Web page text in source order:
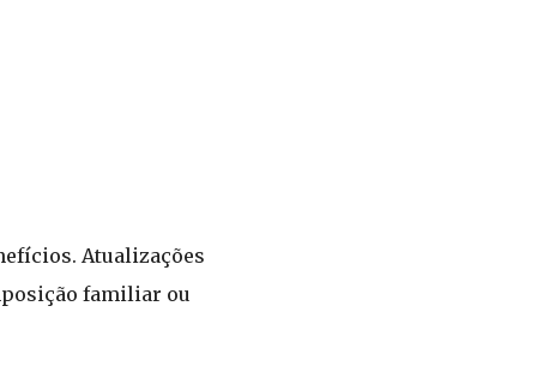
Atualizações
familiar ou